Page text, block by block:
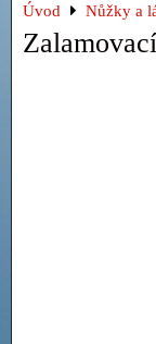
Úvod Nůžky a